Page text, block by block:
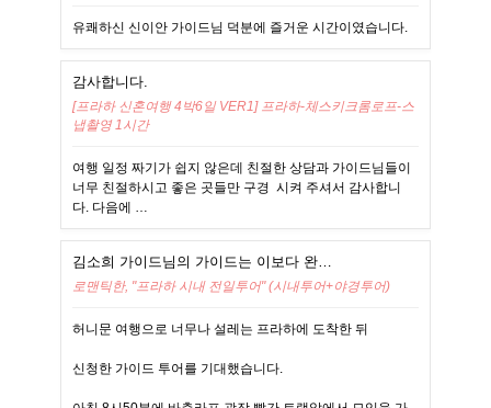
유쾌하신 신이안 가이드님 덕분에 즐거운 시간이였습니다.
감사합니다.
[프라하 신혼여행 4박6일 VER1] 프라하-체스키크롬로프-스
냅촬영 1시간
여행 일정 짜기가 쉽지 않은데 친절한 상담과 가이드님들이
너무 친절하시고 좋은 곳들만 구경 시켜 주셔서 감사합니
다. 다음에 …
김소희 가이드님의 가이드는 이보다 완…
로맨틱한, "프라하 시내 전일투어" (시내투어+야경투어)
허니문 여행으로 너무나 설레는 프라하에 도착한 뒤
신청한 가이드 투어를 기대했습니다.